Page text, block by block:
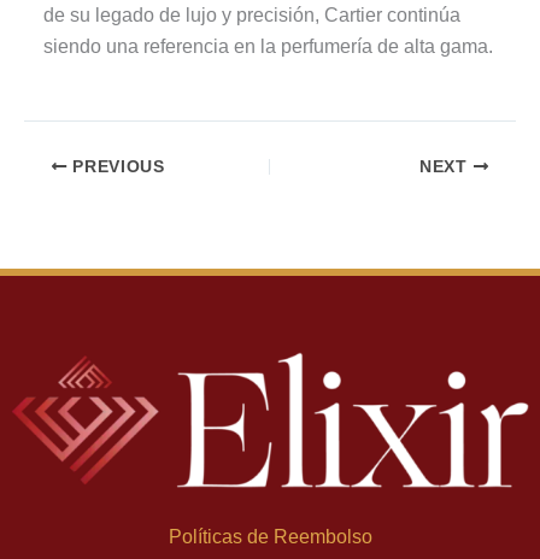
de su legado de lujo y precisión, Cartier continúa
siendo una referencia en la perfumería de alta gama.
PREVIOUS NEXT
Políticas de Reembolso